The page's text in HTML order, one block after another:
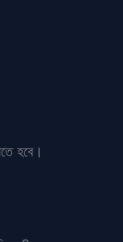
হবে।